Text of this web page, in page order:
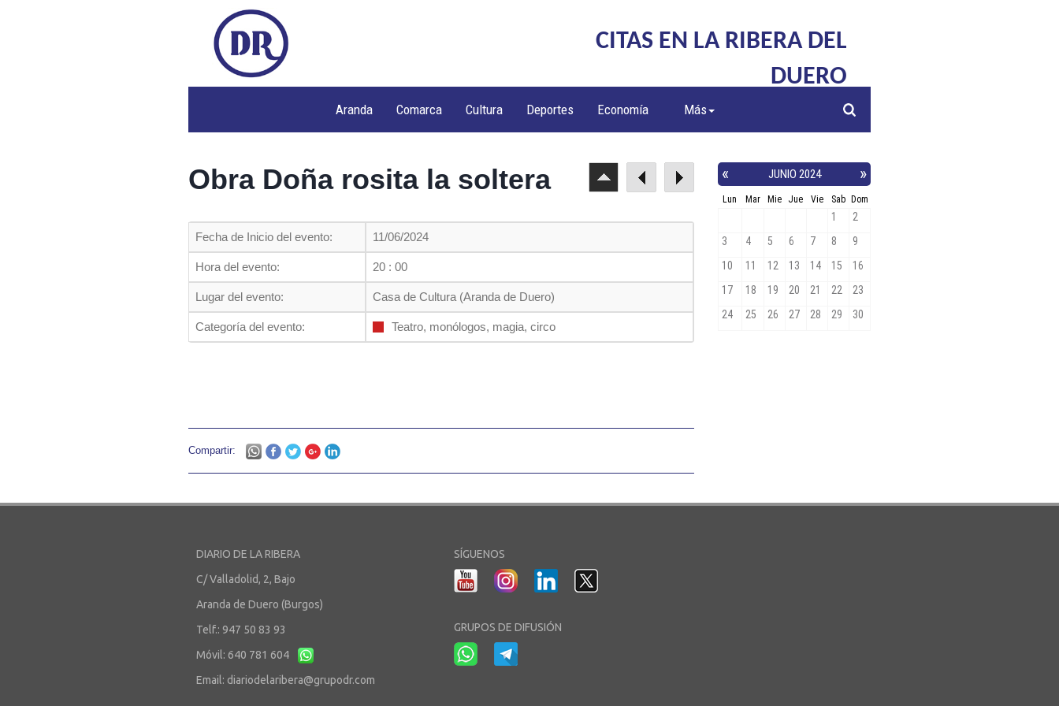
CITAS EN LA RIBERA DEL
DUERO
Aranda Comarca Cultura Deportes Economía Más
Obra Doña rosita la soltera
Fecha de Inicio del evento: 11/06/2024
Hora del evento: 20 : 00
Lugar del evento: Casa de Cultura (Aranda de Duero)
Categoría del evento: Teatro, monólogos, magia, circo
Compartir:
DIARIO DE LA RIBERA
C/ Valladolid, 2, Bajo
Aranda de Duero (Burgos)
Telf.: 947 50 83 93
Móvil: 640 781 604
Email: diariodelaribera@grupodr.com
SÍGUENOS
GRUPOS DE DIFUSIÓN